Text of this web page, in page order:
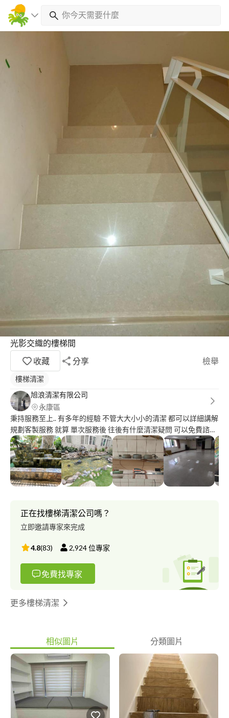
光影交織的樓梯間
收藏
分享 檢舉
樓梯清潔
旭浪清潔有限公司
永康區
秉持服務至上.. 有多年的經驗 不管大大小小的清潔 都可以詳細講解
規劃客製服務 就算 單次服務後 往後有什麼清潔疑問 可以免費諮詢
服務
正在找樓梯清潔公司嗎？
立即邀請專家來完成
4.8(83) 2,924位專家
免費找專家
更多樓梯清潔
相似圖片 分類圖片